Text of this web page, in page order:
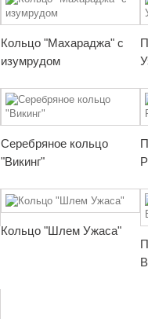
Кольцо "Махараджа" с
изумрудом
Серебряное кольцо
"Викинг"
Кольцо "Шлем Ужаса"